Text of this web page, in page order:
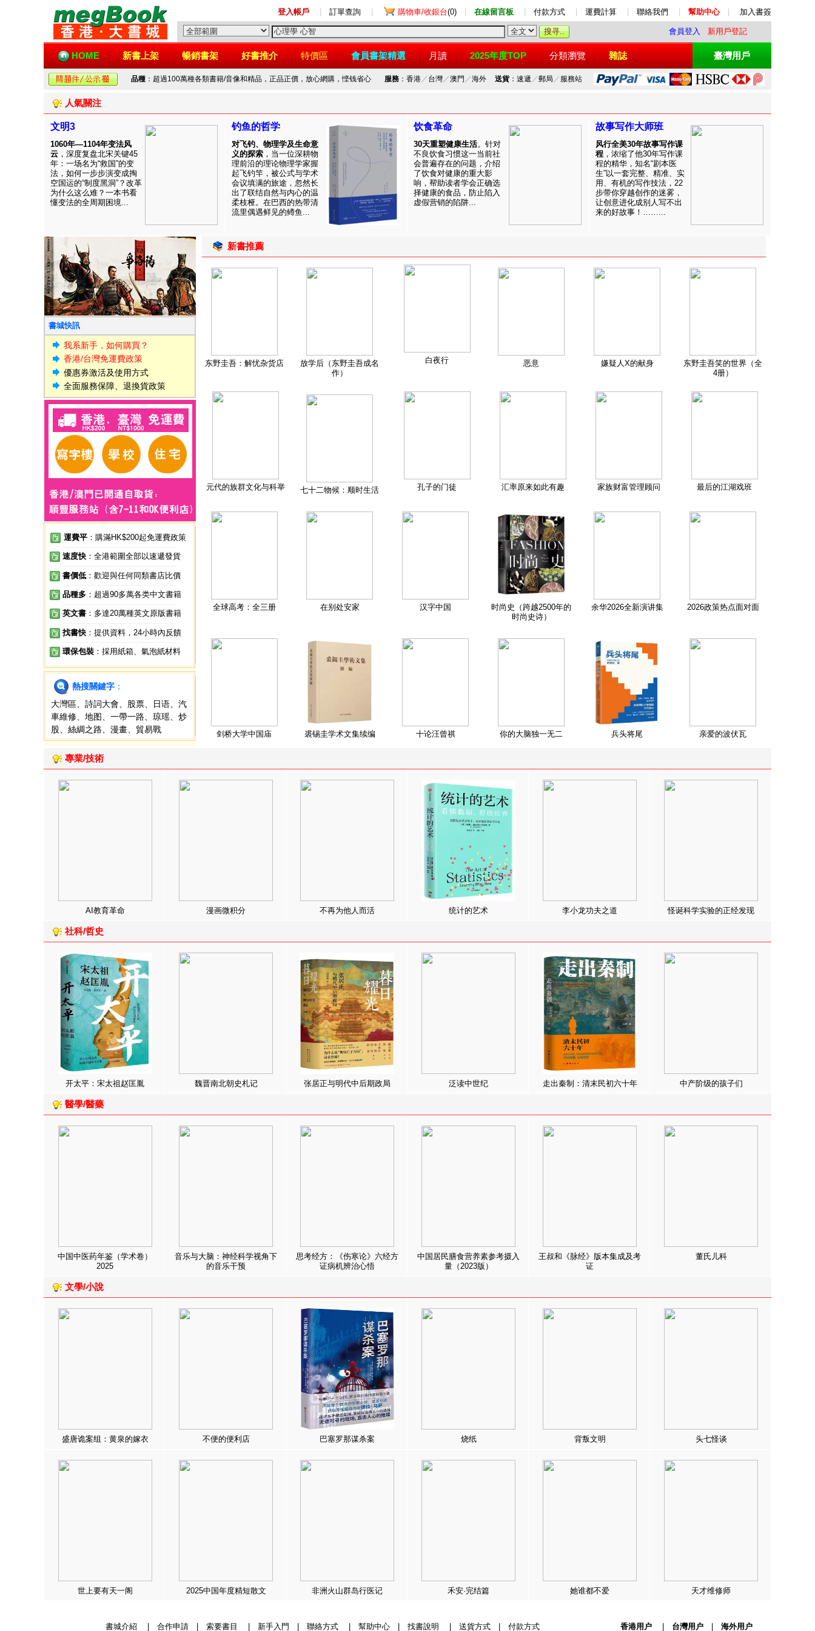
登入帳戶 訂單查詢 購物車/收銀台(0) 在線留言板 付款方式 運費計算 聯絡我們 幫助中心 加入書簽
會員登入 新用戶登記
HOME 新書上架 暢銷書架 好書推介 特價區 會員書架精選 月讀 2025年度TOP 分類瀏覽 雜誌 臺灣用戶
品種 ：超過100萬種各類書籍/音像和精品，正品正價，放心網購，悭钱省心 服務：香港／ 台灣／澳門 ／海外 送貨：速遞 ／郵局 ／ 服務站
人氣關注
文明3
1060年—1104年变法风
云 ，深度复盘北宋关键45
年：一场名为“救国”的变
法，如何一步步演变成掏
空国运的“制度黑洞”？改革
为什么这么难？一本书看
懂变法的全周期困境...
钓鱼的哲学
对飞钓、物理学及生命意
义的探索 ，当一位深耕物
理前沿的理论物理学家握
起飞钓竿，被公式与学术
会议填满的旅途，忽然长
出了联结自然与内心的温
柔枝桠。在巴西的热带清
流里偶遇鲜见的鳟鱼...
饮食革命
30天重塑健康生活。针对
不良饮食习惯这一当前社
会普遍存在的问题，介绍
了饮食对健康的重大影
响，帮助读者学会正确选
择健康的食品，防止陷入
虚假营销的陷阱...
故事写作大师班
风行全美30年故事写作课
程 ，浓缩了他30年写作课
程的精华，知名“剧本医
生”以一套完整、精准、实
用、有机的写作技法，22
步带你穿越创作的迷雾，
让创意进化成别人写不出
来的好故事！……...
書城快訊
我系新手，如何購買？
香港/台灣免運費政策
優惠券激活及使用方式
全面服務保障、退換貨政策
運費平 ：購滿HK$200起免運費政策
速度快 ：全港範圍全部以速遞發貨
書價低 ：歡迎與任何同類書店比價
品種多 ：超過90多萬各类中文書籍
英文書 ：多達20萬種英文原版書籍
找書快 ：提供資料，24小時內反饋
環保包裝 ：採用紙箱、氣泡紙材料
熱搜關鍵字 ：
大灣區
詩詞大會 股票 日语
汽
車維修
地图 一帶一路 琼瑶
炒
股
絲綢之路 漫畫 貿易戰
新書推薦
东野圭吾：解忧杂货店
放学后（东野圭吾成名
作）
白夜行 恶意 嫌疑人X的献身
东野圭吾笑的世界（全
4册）
元代的族群文化与科举 七十二物候：顺时生活 孔子的门徒 汇率原来如此有趣 家族财富管理顾问 最后的江湖戏班
全球高考：全三册 在别处安家 汉字中国
时尚史（跨越2500年的
时尚史诗）
余华2026全新演讲集 2026政策热点面对面
剑桥大学中国庙 裘锡圭学术文集续编 十论汪曾祺 你的大脑独一无二 兵头将尾 亲爱的波伏瓦
專業/技術
AI教育革命 漫画微积分 不再为他人而活 统计的艺术 李小龙功夫之道 怪诞科学实验的正经发现
社科/哲史
开太平：宋太祖赵匡胤 魏晋南北朝史札记 张居正与明代中后期政局 泛读中世纪 走出秦制：清末民初六十年 中产阶级的孩子们
醫學/醫藥
中国中医药年鉴（学术卷）
2025
音乐与大脑：神经科学视角下
的音乐干预
思考经方：《伤寒论》六经方
证病机辨治心悟
中国居民膳食营养素参考摄入
量（2023版）
王叔和《脉经》版本集成及考
证
董氏儿科
文學/小說
盛唐诡案组：黄泉的嫁衣 不便的便利店 巴塞罗那谋杀案 烧纸 背叛文明 头七怪谈
世上要有天一阁 2025中国年度精短散文 非洲火山群岛行医记 禾安·完结篇 她谁都不爱 天才维修师
書城介紹 合作申請| 索要書目 新手入門 聯絡方式| 幫助中心| 找書說明 送貨方式| 付款方式 香港用户| 台灣用户| 海外用户